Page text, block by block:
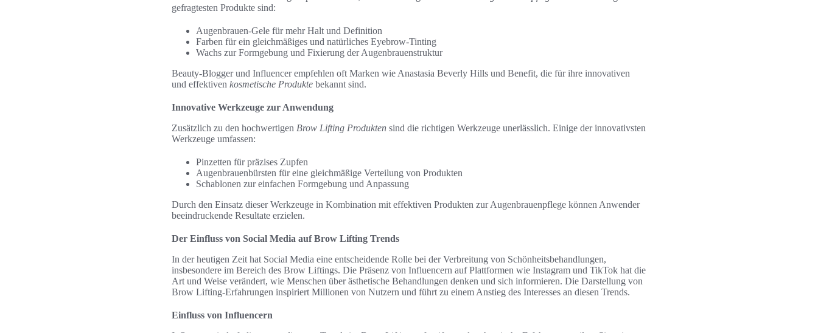
gefragtesten Produkte sind:
Augenbrauen-Gele für mehr Halt und Definition
Farben für ein gleichmäßiges und natürliches Eyebrow-Tinting
Wachs zur Formgebung und Fixierung der Augenbrauenstruktur
Beauty-Blogger und Influencer empfehlen oft Marken wie Anastasia Beverly Hills und Benefit, die für ihre innovativen
und effektiven kosmetische Produkte bekannt sind.
Innovative Werkzeuge zur Anwendung
Zusätzlich zu den hochwertigen Brow Lifting Produkten sind die richtigen Werkzeuge unerlässlich. Einige der innovativsten
Werkzeuge umfassen:
Pinzetten für präzises Zupfen
Augenbrauenbürsten für eine gleichmäßige Verteilung von Produkten
Schablonen zur einfachen Formgebung und Anpassung
Durch den Einsatz dieser Werkzeuge in Kombination mit effektiven Produkten zur Augenbrauenpflege können Anwender
beeindruckende Resultate erzielen.
Der Einfluss von Social Media auf Brow Lifting Trends
In der heutigen Zeit hat Social Media eine entscheidende Rolle bei der Verbreitung von Schönheitsbehandlungen,
insbesondere im Bereich des Brow Liftings. Die Präsenz von Influencern auf Plattformen wie Instagram und TikTok hat die
Art und Weise verändert, wie Menschen über ästhetische Behandlungen denken und sich informieren. Die Darstellung von
Brow Lifting-Erfahrungen inspiriert Millionen von Nutzern und führt zu einem Anstieg des Interesses an diesen Trends.
Einfluss von Influencern